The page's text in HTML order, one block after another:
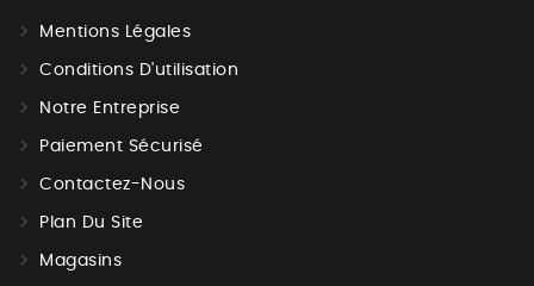
Mentions Légales
Conditions D'utilisation
Notre Entreprise
Paiement Sécurisé
Contactez-Nous
Plan Du Site
Magasins